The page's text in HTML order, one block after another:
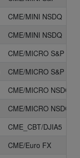
CME/MINI NSDQ
CME/MINI NSDQ
CME/MICRO S&P
CME/MICRO S&P
CME/MICRO NSDQ
CME/MICRO NSDQ
CME_CBT/DJIA5
CME/Euro FX